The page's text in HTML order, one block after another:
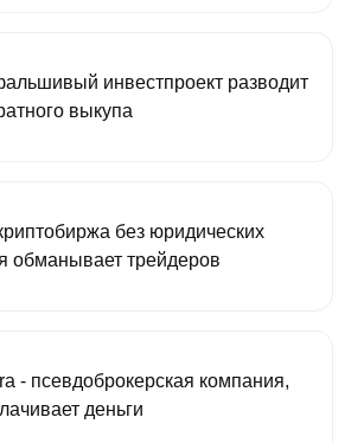
инвестпроект разводит
выкупа
без юридических
обманывает трейдеров
- псевдоброкерская компания,
деньги